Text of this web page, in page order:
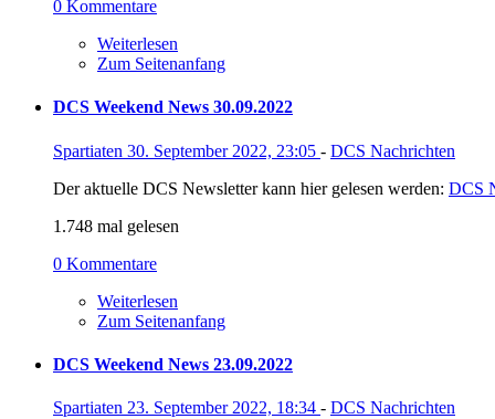
0 Kommentare
Weiterlesen
Zum Seitenanfang
DCS Weekend News 30.09.2022
Spartiaten 30. September 2022, 23:05 - DCS Nachrichten
Der aktuelle DCS Newsletter kann hier gelesen werden: DCS
1.748 mal gelesen
0 Kommentare
Weiterlesen
Zum Seitenanfang
DCS Weekend News 23.09.2022
Spartiaten 23. September 2022, 18:34 - DCS Nachrichten